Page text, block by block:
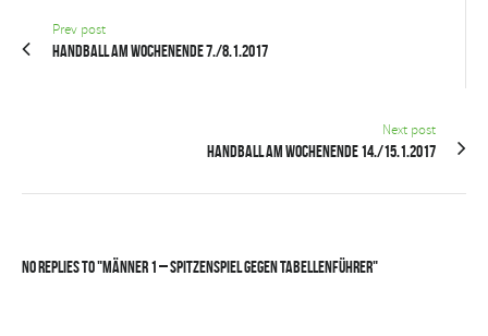
Prev post
Handball am Wochenende 7./8.1.2017
Next post
Handball am Wochenende 14./15.1.2017
No Replies to "Männer 1 – Spitzenspiel gegen Tabellenführer"